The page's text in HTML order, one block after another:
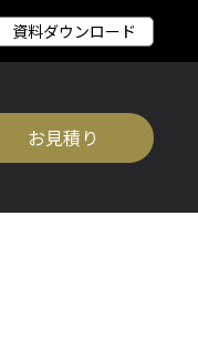
資料ダウンロード
お見積り